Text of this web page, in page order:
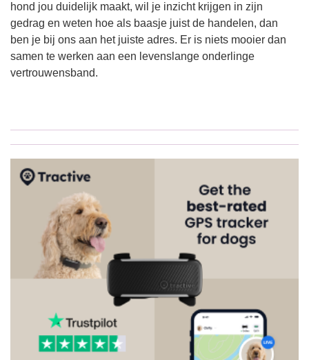
hond jou duidelijk maakt, wil je inzicht krijgen in zijn
gedrag en weten hoe als baasje juist de handelen, dan
ben je bij ons aan het juiste adres. Er is niets mooier dan
samen te werken aan een levenslange onderlinge
vertrouwensband.